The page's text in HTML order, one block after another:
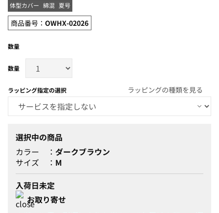
体型カバー 綿混 夏号
商品番号： OWHX-02026
数量
ラッピング指定の選択 ラッピングの種類を見る
選択中の商品
カラー
ダークブラウン
サイズ
M
入荷日未定
お取り寄せ